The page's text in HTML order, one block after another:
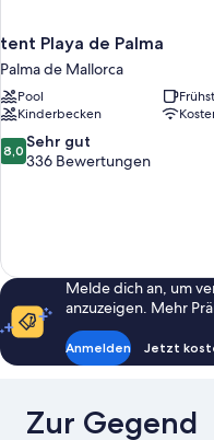
tent Playa de Palma
Palma de Mallorca
Pool
Kinderbecken
8.0
von
8,0 Sehr gut
336 Bewertungen
Melde dich an, um
anzuzeigen. Mehr
Anmelden Jetzt
Zur Gegend